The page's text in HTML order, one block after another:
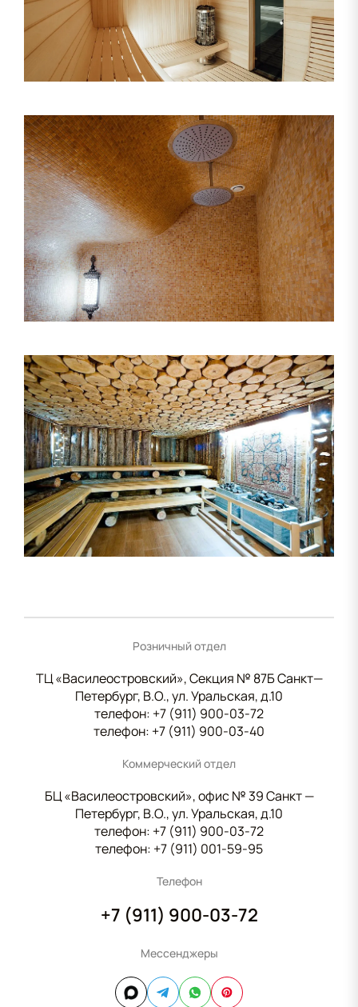
Розничный отдел
ТЦ «Василеостровский», Секция № 87Б Санкт—
Петербург, В.О., ул. Уральская, д.10
телефон: +7 (911) 900-03-72
телефон: +7 (911) 900-03-40
Коммерческий отдел
БЦ «Василеостровский», офис № 39 Санкт —
Петербург, В.О., ул. Уральская, д.10
телефон: +7 (911) 900-03-72
телефон: +7 (911) 001-59-95
Телефон
+7 (911) 900-03-72
Мессенджеры